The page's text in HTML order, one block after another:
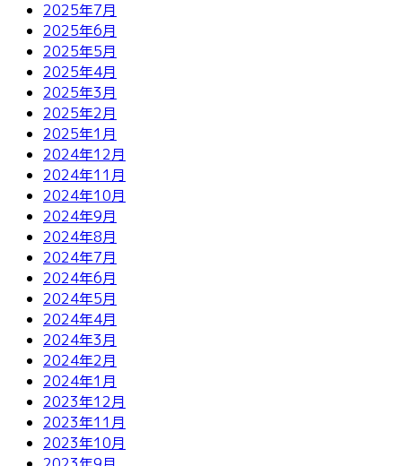
2025年7月
2025年6月
2025年5月
2025年4月
2025年3月
2025年2月
2025年1月
2024年12月
2024年11月
2024年10月
2024年9月
2024年8月
2024年7月
2024年6月
2024年5月
2024年4月
2024年3月
2024年2月
2024年1月
2023年12月
2023年11月
2023年10月